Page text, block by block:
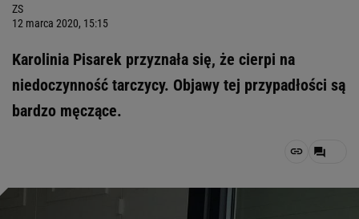
ZS
12 marca 2020, 15:15
Karolinia Pisarek przyznała się, że cierpi na
niedoczynność tarczycy. Objawy tej przypadłości są
bardzo męczące.